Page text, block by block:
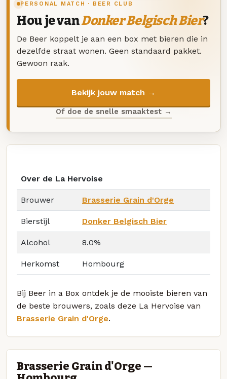
PERSONAL MATCH · BEER CLUB
Hou je vanDonker Belgisch Bier?
De Beer koppelt je aan een box met bieren die in
dezelfde straat wonen. Geen standaard pakket.
Gewoon raak.
Bekijk jouw match →
Of doe de snelle smaaktest →
Over de La Hervoise
Brouwer Brasserie Grain d'Orge
Bierstijl Donker Belgisch Bier
Alcohol 8.0%
Herkomst Hombourg
Bij Beer in a Box ontdek je de mooiste bieren van
de beste brouwers, zoals deze La Hervoise van
Brasserie Grain d'Orge.
Brasserie Grain d'Orge —